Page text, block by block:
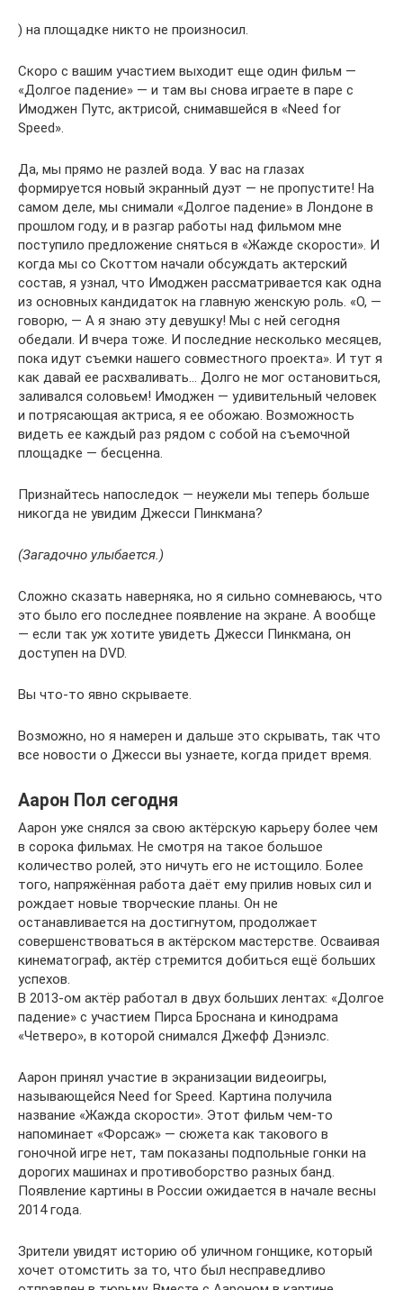
) на площадке никто не произносил.
Скоро с вашим участием выходит еще один фильм —
«Долгое падение» — и там вы снова играете в паре с
Имоджен Путс, актрисой, снимавшейся в «Need for
Speed».
Да, мы прямо не разлей вода. У вас на глазах
формируется новый экранный дуэт — не пропустите! На
самом деле, мы снимали «Долгое падение» в Лондоне в
прошлом году, и в разгар работы над фильмом мне
поступило предложение сняться в «Жажде скорости». И
когда мы со Скоттом начали обсуждать актерский
состав, я узнал, что Имоджен рассматривается как одна
из основных кандидаток на главную женскую роль. «О, —
говорю, — А я знаю эту девушку! Мы с ней сегодня
обедали. И вчера тоже. И последние несколько месяцев,
пока идут съемки нашего совместного проекта». И тут я
как давай ее расхваливать… Долго не мог остановиться,
заливался соловьем! Имоджен — удивительный человек
и потрясающая актриса, я ее обожаю. Возможность
видеть ее каждый раз рядом с собой на съемочной
площадке — бесценна.
Признайтесь напоследок — неужели мы теперь больше
никогда не увидим Джесси Пинкмана?
(Загадочно улыбается.)
Сложно сказать наверняка, но я сильно сомневаюсь, что
это было его последнее появление на экране. А вообще
— если так уж хотите увидеть Джесси Пинкмана, он
доступен на DVD.
Вы что-то явно скрываете.
Возможно, но я намерен и дальше это скрывать, так что
все новости о Джесси вы узнаете, когда придет время.
Аарон Пол сегодня
Аарон уже снялся за свою актёрскую карьеру более чем
в сорока фильмах. Не смотря на такое большое
количество ролей, это ничуть его не истощило. Более
того, напряжённая работа даёт ему прилив новых сил и
рождает новые творческие планы. Он не
останавливается на достигнутом, продолжает
совершенствоваться в актёрском мастерстве. Осваивая
кинематограф, актёр стремится добиться ещё больших
успехов.
В 2013-ом актёр работал в двух больших лентах: «Долгое
падение» с участием Пирса Броснана и кинодрама
«Четверо», в которой снимался Джефф Дэниэлс.
Аарон принял участие в экранизации видеоигры,
называющейся Need for Speed. Картина получила
название «Жажда скорости». Этот фильм чем-то
напоминает «Форсаж» — сюжета как такового в
гоночной игре нет, там показаны подпольные гонки на
дорогих машинах и противоборство разных банд.
Появление картины в России ожидается в начале весны
2014 года.
Зрители увидят историю об уличном гонщике, который
хочет отомстить за то, что был несправедливо